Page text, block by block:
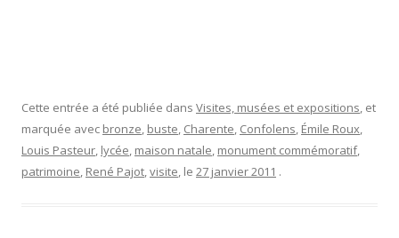
Cette entrée a été publiée dans Visites, musées et expositions, et
marquée avec bronze, buste, Charente, Confolens, Émile Roux,
Louis Pasteur, lycée, maison natale, monument commémoratif,
patrimoine, René Pajot,visite, le 27 janvier 2011 .